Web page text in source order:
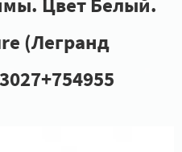
(Легранд